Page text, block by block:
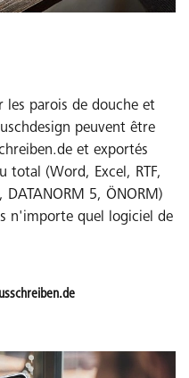
les parois de douche et
peuvent être
et exportés
total (Word, Excel, RTF,
DATANORM 5, ÖNORM)
n'importe quel logiciel de